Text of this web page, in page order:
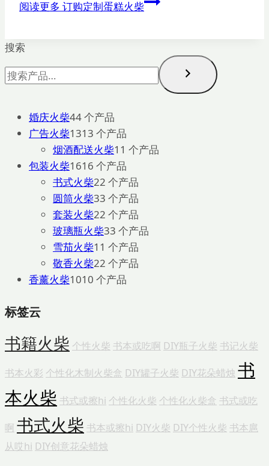
阅读更多 订购定制蛋糕火柴
搜索
婚庆火柴44 个产品
广告火柴1313 个产品
烟酒配送火柴1 1 个产品
包装火柴1616 个产品
书式火柴22 个产品
圆筒火柴33 个产品
套装火柴22 个产品
玻璃瓶火柴33 个产品
雪茄火柴1 1 个产品
敬香火柴22 个产品
香薰火柴1010 个产品
标签云
书籍火柴 个性火柴 书本或吃啊 DIY瓶子火柴 书记火柴
书本火彩 个性化木制火柴盒 DIY罐子火柴 DIY花朵蜡烛 书
本火柴 书式或擦hi 个性化火柴 个性化火柴盒 书式或吃
啊 书式火柴 书本或擦hi DIY火柴 DIY个性火柴 书本扈
从哎hi DIY创意花朵蜡烛